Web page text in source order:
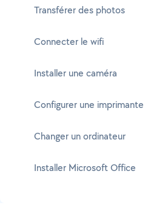
Transférer des photos
Connecter le wifi
Installer une caméra
Configurer une imprimante
Changer un ordinateur
Installer Microsoft Office